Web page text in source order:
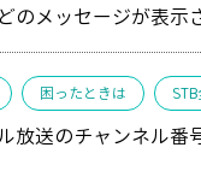
のメッセージが表示
困ったときは
放送のチャンネル番